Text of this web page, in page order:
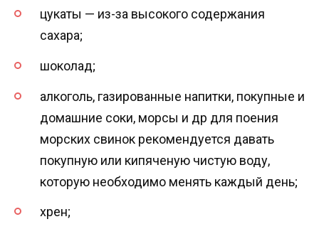
цукаты — из-за высокого содержания
сахара;
шоколад;
алкоголь, газированные напитки, покупные и
домашние соки, морсы и др для поения
морских свинок рекомендуется давать
покупную или кипяченую чистую воду,
которую необходимо менять каждый день;
хрен;